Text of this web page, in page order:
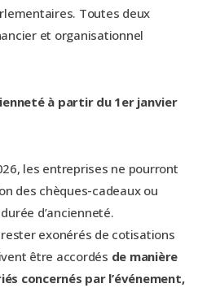
Toutes deux
et organisationnel
à partir du 1er janvier
les entreprises ne pourront
des chèques-cadeaux ou
d’ancienneté.
exonérés de cotisations
être accordés de manière
concernés par l’événement,